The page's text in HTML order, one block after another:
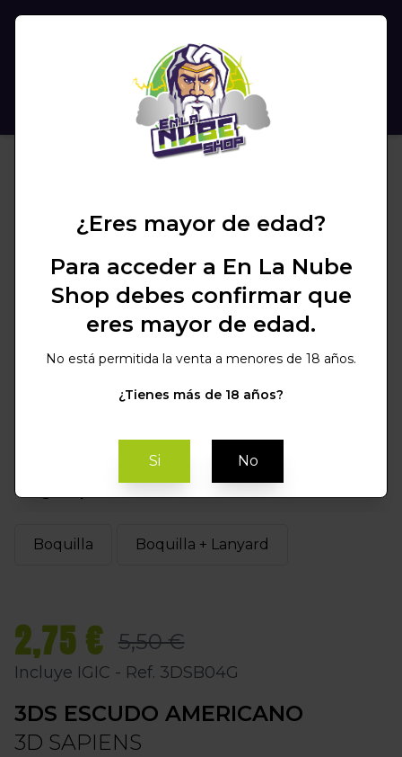
Elegir Opción
Boquilla Boquilla + Lanyard
2,75 € 5,50 €
Incluye IGIC - Ref. 3DSB04G
3DS ESCUDO AMERICANO
3D SAPIENS
¿Eres mayor de edad?
Para acceder a En La Nube
Shop debes confirmar que
eres mayor de edad.
No está permitida la venta a menores de 18 años.
¿Tienes más de 18 años?
Si No